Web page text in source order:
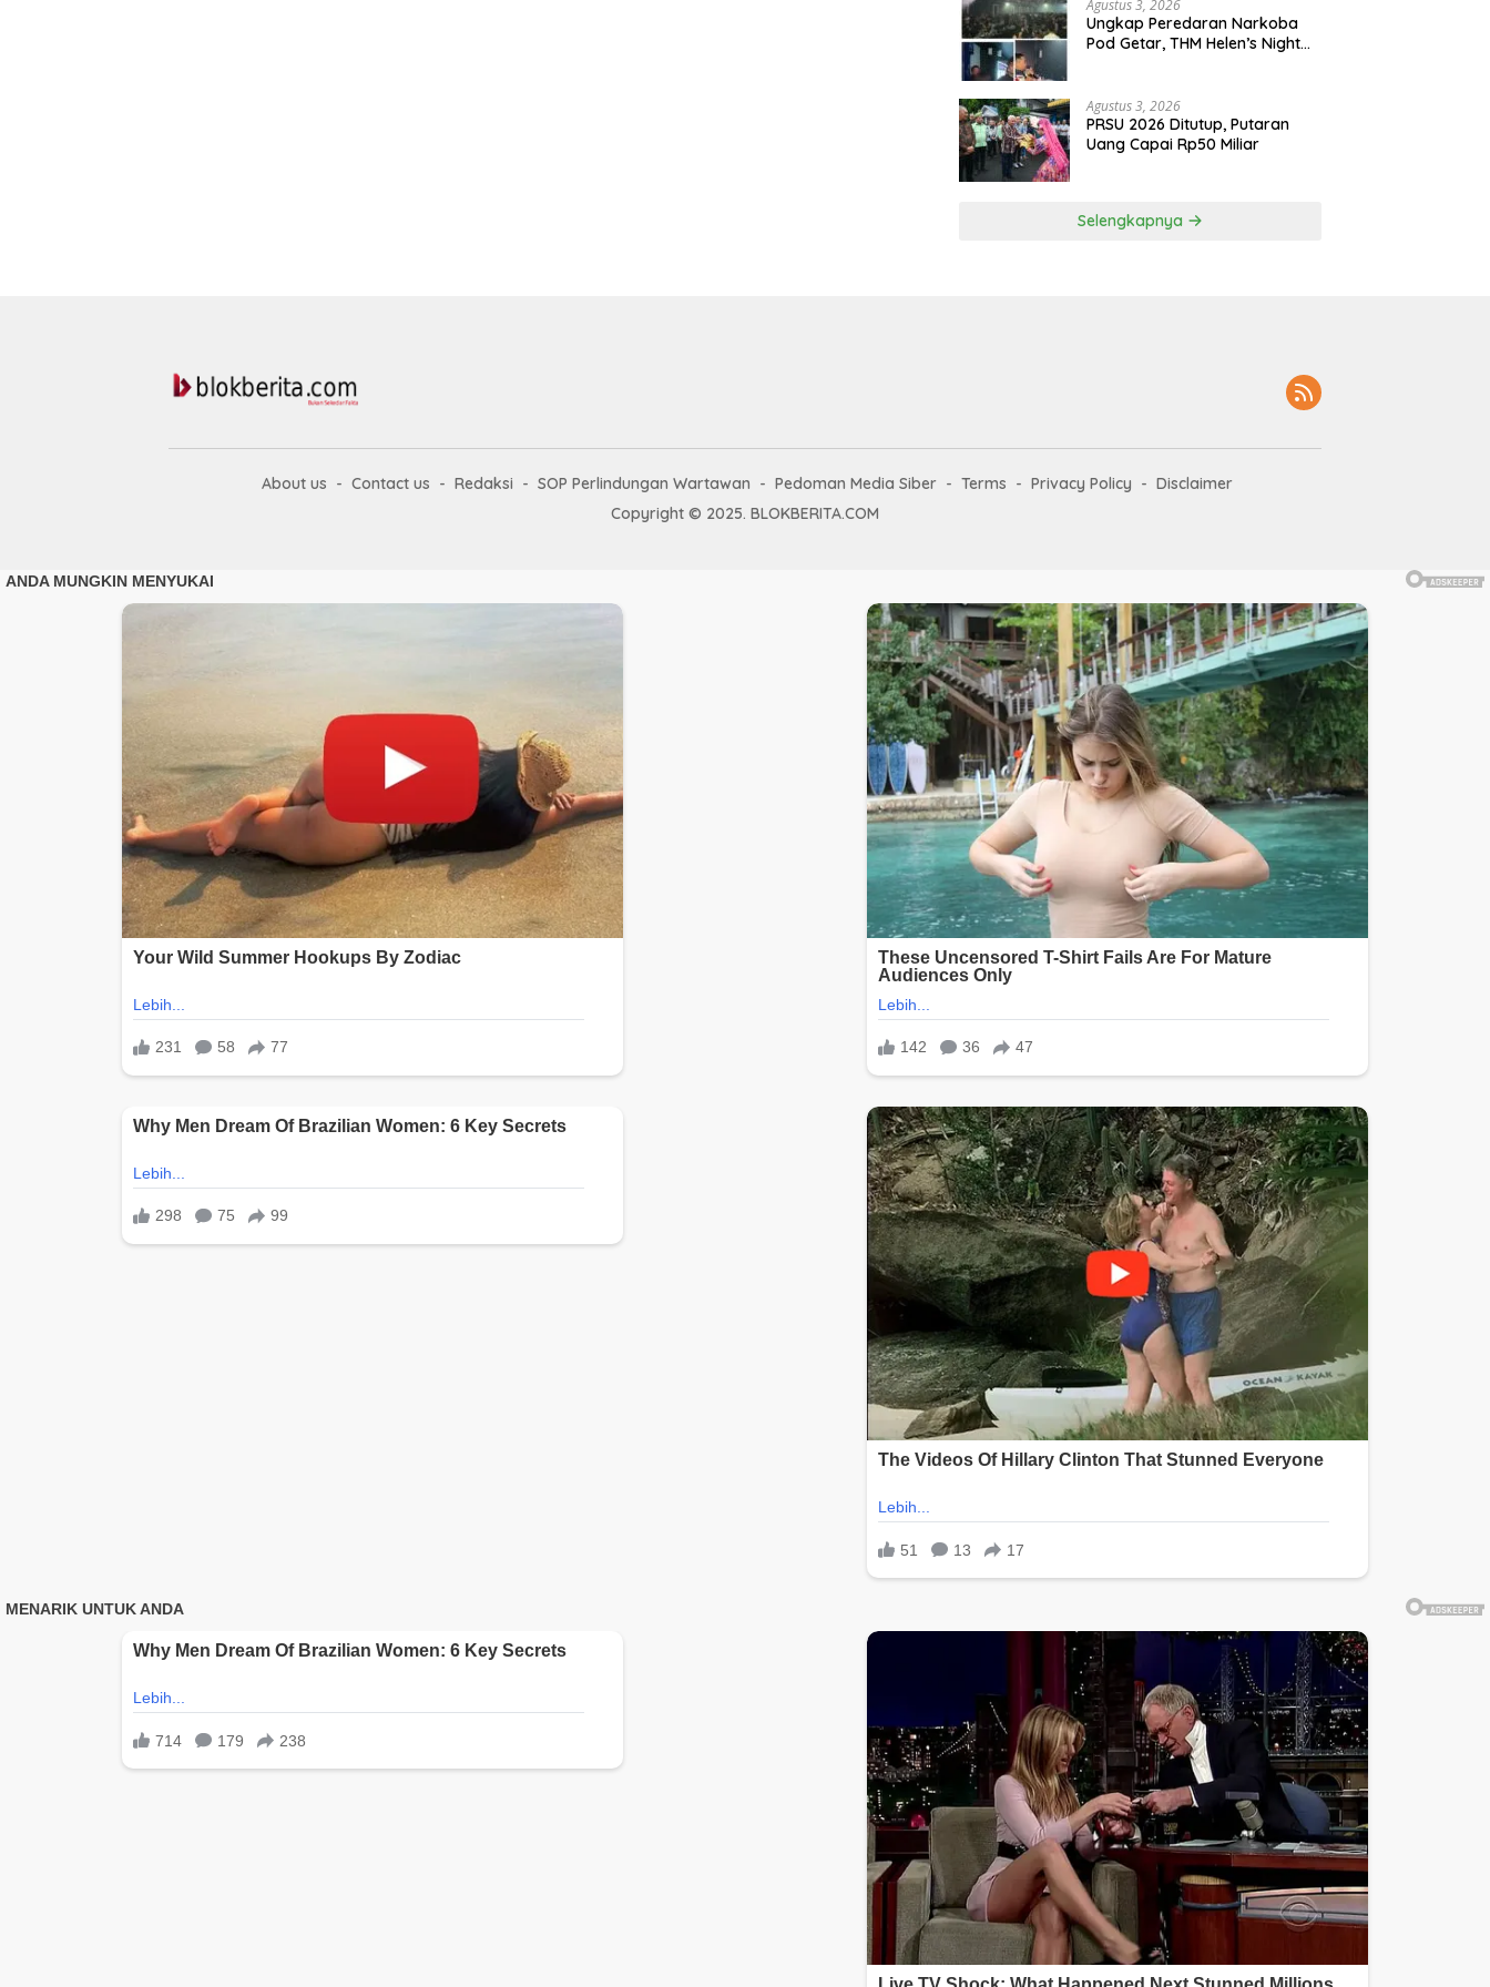
Agustus 3, 2026
Ungkap Peredaran Narkoba
Pod Getar, THM Helen’s Night
Agustus 3, 2026
PRSU 2026 Ditutup, Putaran
Uang Capai Rp50 Miliar
Selengkapnya
About us Contact us Redaksi SOP Perlindungan Wartawan Pedoman Media Siber Terms Privacy Policy
Disclaimer
Copyright © 2025. BLOKBERITA.COM